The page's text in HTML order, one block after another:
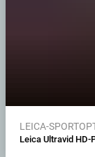
LEICA-
Leica Ultravid